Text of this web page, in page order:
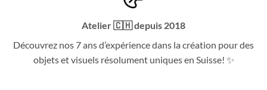
Atelier 🇨🇭 depuis 2018
Découvrez nos 7 ans d’expérience dans la création pour des
objets et visuels résolument uniques en Suisse! ✨